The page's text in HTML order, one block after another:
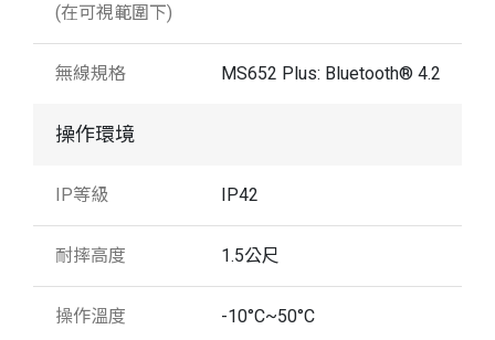
(在可視範圍下)
無線規格 MS652 Plus: Bluetooth® 4.2
操作環境
IP等級 IP42
耐摔高度 1.5公尺
操作溫度 -10°C~50°C